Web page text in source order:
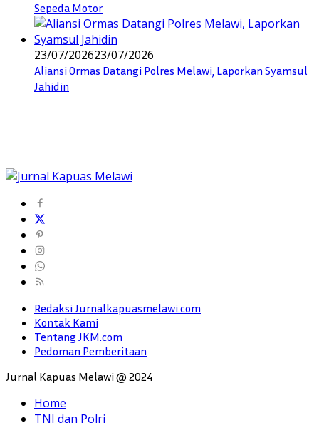
Sepeda Motor
23/07/202623/07/2026
Aliansi Ormas Datangi Polres Melawi, Laporkan Syamsul
Jahidin
Redaksi Jurnalkapuasmelawi.com
Kontak Kami
Tentang JKM.com
Pedoman Pemberitaan
Jurnal Kapuas Melawi @ 2024
Home
TNI dan Polri